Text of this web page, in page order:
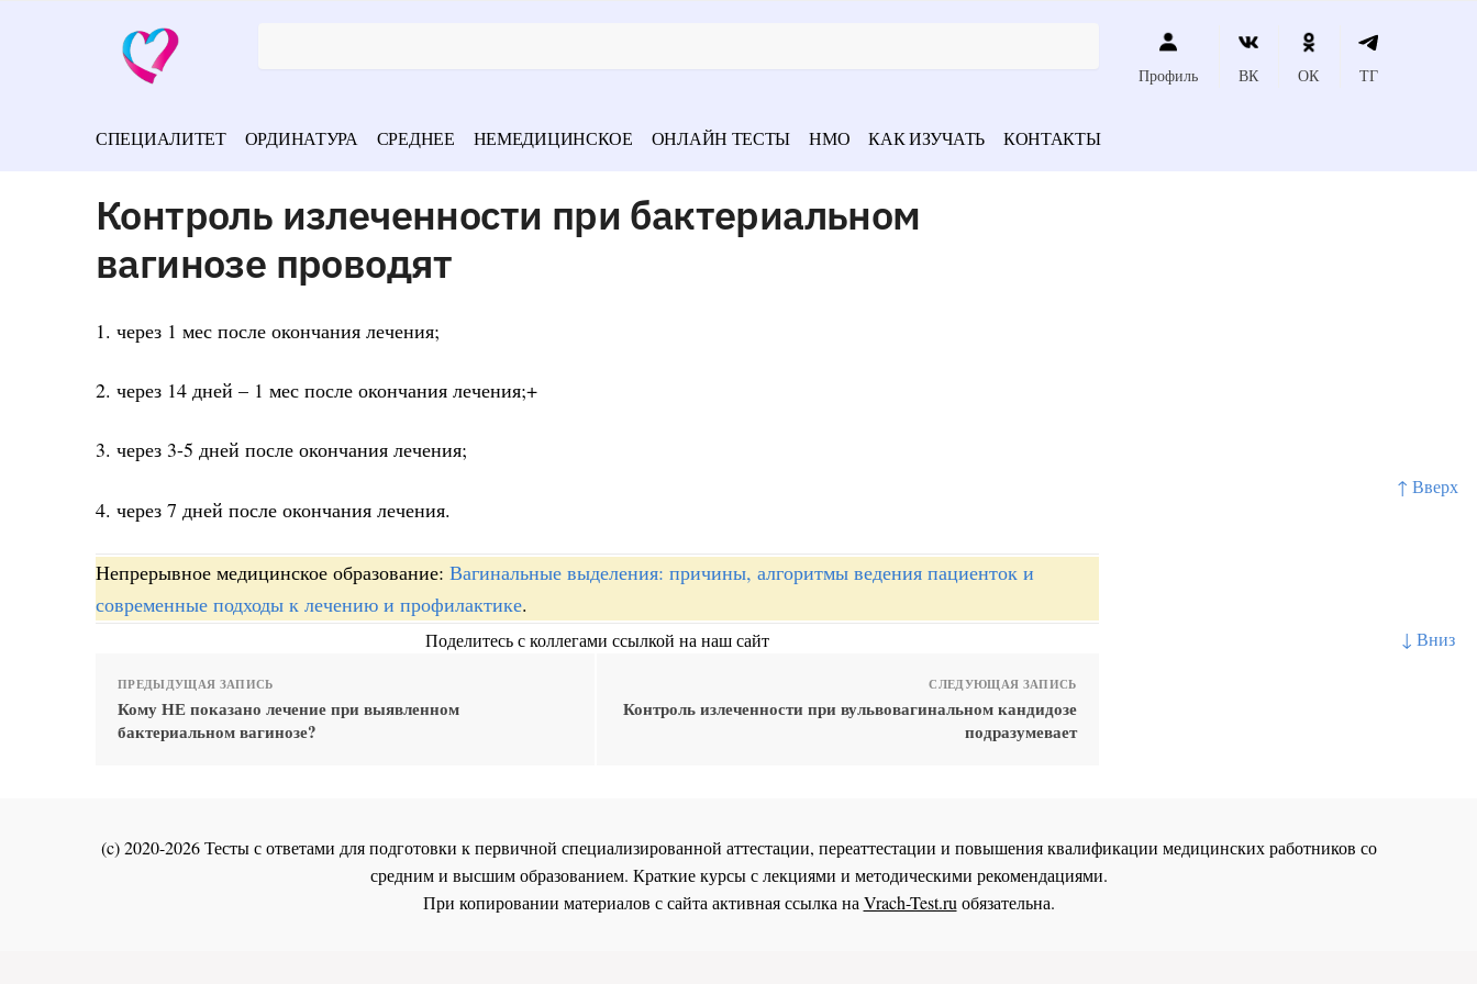
↑ Вверх
↓ Вниз
Профиль ВК ОК ТГ
СПЕЦИАЛИТЕТ ОРДИНАТУРА СРЕДНЕЕ НЕМЕДИЦИНСКОЕ ОНЛАЙН ТЕСТЫ НМО КАК ИЗУЧАТЬ КОНТАКТЫ
Контроль излеченности при бактериальном
вагинозе проводят
1. через 1 мес после окончания лечения;
2. через 14 дней – 1 мес после окончания лечения;+
3. через 3-5 дней после окончания лечения;
4. через 7 дней после окончания лечения.
Непрерывное медицинское образование: Вагинальные выделения: причины, алгоритмы ведения пациенток и
современные подходы к лечению и профилактике.
Поделитесь с коллегами ссылкой на наш сайт
ПРЕДЫДУЩАЯ ЗАПИСЬ
Кому НЕ показано лечение при выявленном
бактериальном вагинозе?
СЛЕДУЮЩАЯ ЗАПИСЬ
Контроль излеченности при вульвовагинальном кандидозе
подразумевает
(c) 2020-2026 Тесты с ответами для подготовки к первичной специализированной аттестации, переаттестации и повышения квалификации медицинских работников со
средним и высшим образованием. Краткие курсы с лекциями и методическими рекомендациями.
При копировании материалов с сайта активная ссылка наVrach-Test.ruобязательна.